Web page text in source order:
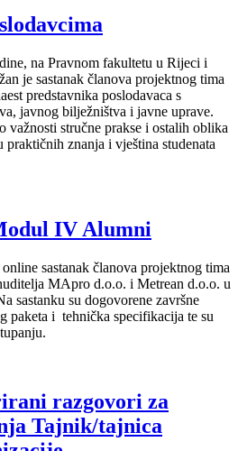
na Pravnom fakultetu u Rijeci i
je sastanak članova projektnog tima
predstavnika poslodavaca s
javnog bilježništva i javne uprave.
važnosti stručne prakse i ostalih oblika
praktičnih znanja i vještina studenata
IV Alumni
sastanak članova projektnog tima
MApro d.o.o. i Metrean d.o.o. u
sastanku su dogovorene završne
paketa i tehnička specifikacija te su
razgovori za
Tajnik/tajnica